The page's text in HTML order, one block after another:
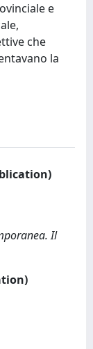
e
che
la
Il